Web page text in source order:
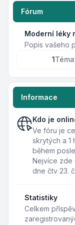
Fórum
Moderní léky
Popis vašeho
1
Informace
Kdo je
Ve fóru je
skrytých a 1
během
Nejvíce zde
dne čtv 23.
Statistiky
Celkem